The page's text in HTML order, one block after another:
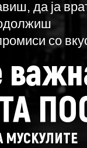
да ја
со
МУСКУЛИТЕ